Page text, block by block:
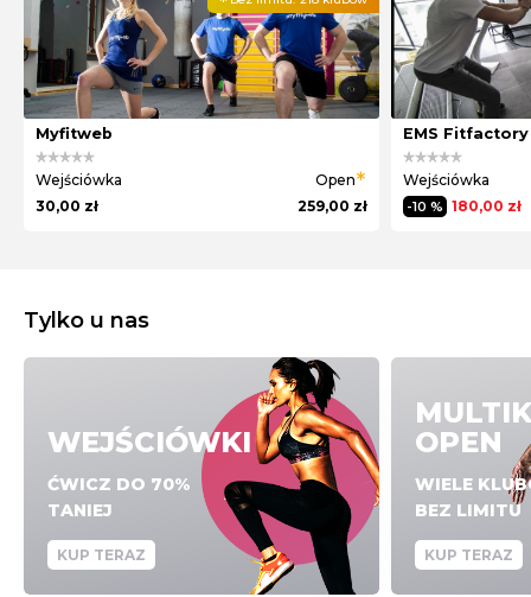
Myfitweb
Wejściówka
30,00 zł
Open
259,00 zł
EMS
Wejściówka
-10 % 180,00 zł
Tylko u nas
WEJŚCIÓWKI
ĆWICZ DO 70%
TANIEJ
KUP TERAZ
OPEN
WIELE
BEZ LIMITU
KUP TERAZ